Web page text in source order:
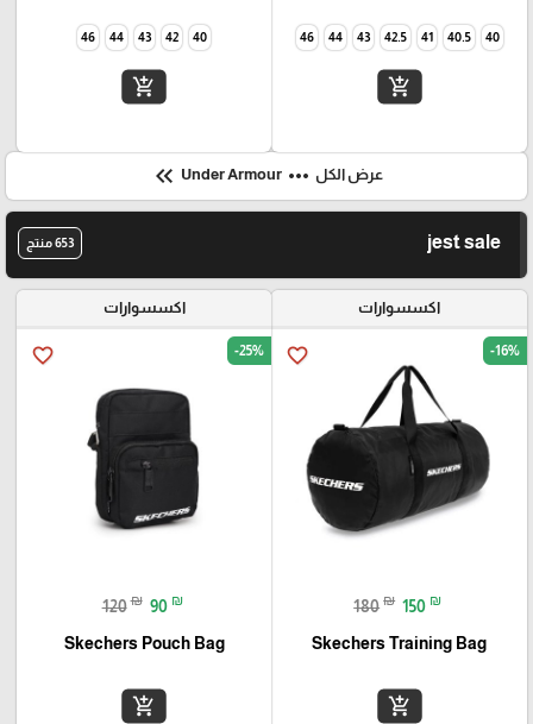
40
40.5
41
42.5
43
44
46
add_shopping_cart
40
42
43
44
46
add_shopping_cart
عرض الكل more_horiz
keyboard_double_arrow_left
jest sale 653 منتج
اكسسوارات
favorite_border -16%
180 ₪ 150 ₪
Skechers Training Bag
add_shopping_cart
اكسسوارات
favorite_border -25%
120 ₪ 90 ₪
Skechers Pouch Bag
add_shopping_cart